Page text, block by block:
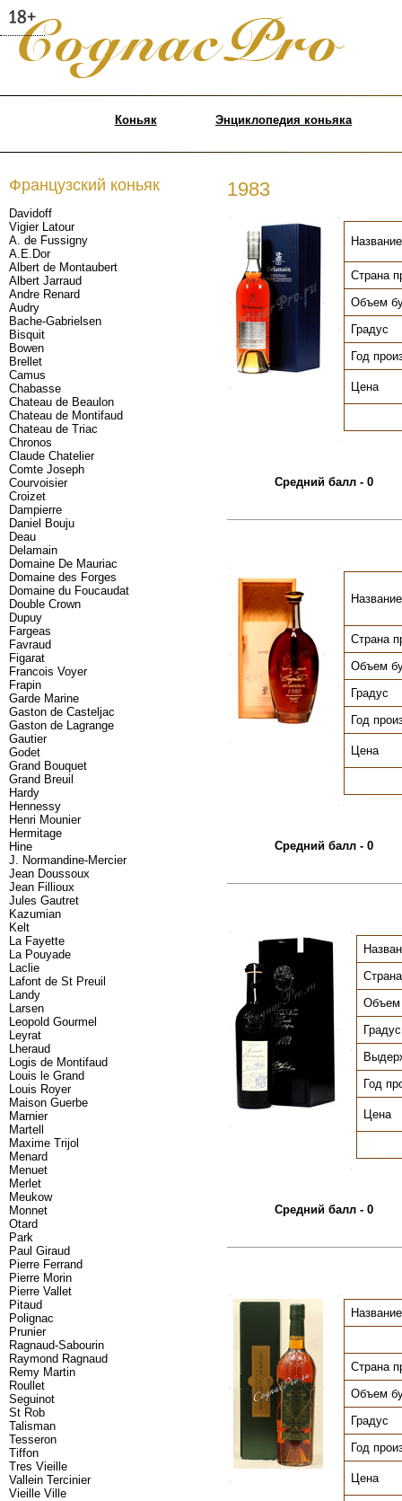
Коньяк Энциклопедия коньяка
Французский коньяк
Davidoff
Vigier Latour
A. de Fussigny
A.E.Dor
Albert de Montaubert
Albert Jarraud
Andre Renard
Audry
Bache-Gabrielsen
Bisquit
Bowen
Brellet
Camus
Chabasse
Chateau de Beaulon
Chateau de Montifaud
Chateau de Triac
Chronos
Claude Chatelier
Comte Joseph
Courvoisier
Croizet
Dampierre
Daniel Bouju
Deau
Delamain
Domaine De Mauriac
Domaine des Forges
Domaine du Foucaudat
Double Crown
Dupuy
Fargeas
Favraud
Figarat
Francois Voyer
Frapin
Garde Marine
Gaston de Casteljac
Gaston de Lagrange
Gautier
Godet
Grand Bouquet
Grand Breuil
Hardy
Hennessy
Henri Mounier
Hermitage
Hine
J. Normandine-Mercier
Jean Doussoux
Jean Fillioux
Jules Gautret
Kazumian
Kelt
La Fayette
La Pouyade
Laclie
Lafont de St Preuil
Landy
Larsen
Leopold Gourmel
Leyrat
Lheraud
Logis de Montifaud
Louis le Grand
Louis Royer
Maison Guerbe
Marnier
Martell
Maxime Trijol
Menard
Menuet
Merlet
Meukow
Monnet
Otard
Park
Paul Giraud
Pierre Ferrand
Pierre Morin
Pierre Vallet
Pitaud
Polignac
Prunier
Ragnaud-Sabourin
Raymond Ragnaud
Remy Martin
Roullet
Seguinot
St Rob
Talisman
Tesseron
Tiffon
Tres Vieille
Vallein Tercinier
Vieille Ville
1983
Название
Страна
Объем
Градус
Год
Цена
Средний балл - 0
Название
Страна
Объем
Градус
Год
Цена
Средний балл - 0
Объем
Градус
Год
Цена
Средний балл - 0
Название
Страна
Объем
Градус
Год
Цена